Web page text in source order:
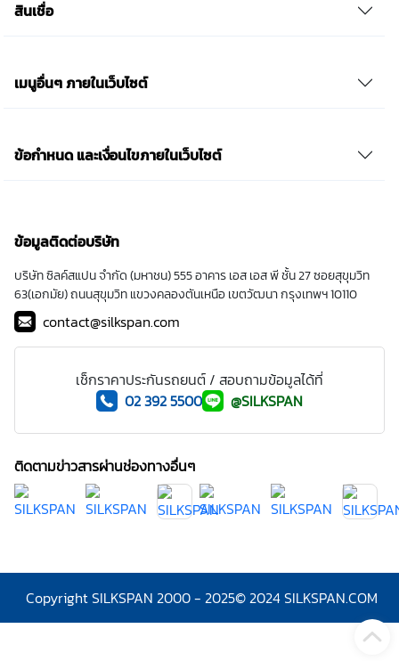
สินเชื่อ
เมนูอื่นๆ ภายในเว็บไซต์
ข้อกำหนด และเงื่อนไขภายในเว็บไซต์
ข้อมูลติดต่อบริษัท
บริษัท ซิลค์สแปน จำกัด (มหาชน) 555 อาคาร เอส เอส พี ชั้น 27 ซอยสุขุมวิท
63(เอกมัย) ถนนสุขุมวิท แขวงคลองตันเหนือ เขตวัฒนา กรุงเทพฯ 10110
contact@silkspan.com
เช็กราคาประกันรถยนต์ / สอบถามข้อมูลได้ที่
02 392 5500
@SILKSPAN
ติดตามข่าวสารผ่านช่องทางอื่นๆ
Copyright SILKSPAN 2000 - 2025© 2024 SILKSPAN.COM